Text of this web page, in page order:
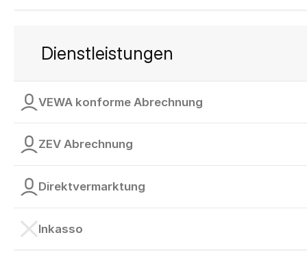
Dienstleistungen
VEWA konforme Abrechnung
ZEV Abrechnung
Direktvermarktung
Inkasso